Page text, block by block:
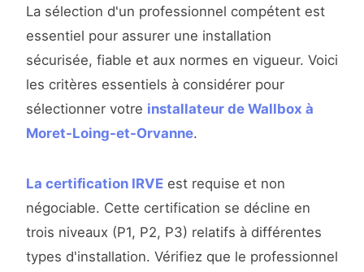
La sélection d'un professionnel compétent est
essentiel pour assurer une installation
sécurisée, fiable et aux normes en vigueur. Voici
les critères essentiels à considérer pour
sélectionner votre installateur de Wallbox à
Moret-Loing-et-Orvanne.
La certification IRVE est requise et non
négociable. Cette certification se décline en
trois niveaux (P1, P2, P3) relatifs à différentes
types d'installation. Vérifiez que le professionnel